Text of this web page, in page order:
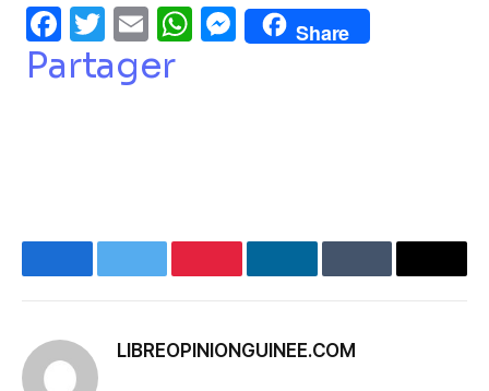
Facebook
Twitter
EmailWhatsApp
Messenger
Share
Partager
FacebookTwitterPinterestLinkedInTumblrEmail
LIBREOPINIONGUINEE.COM